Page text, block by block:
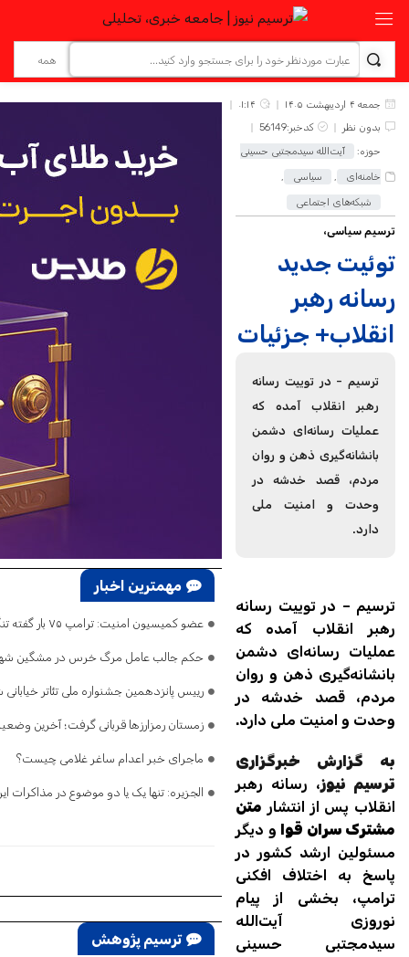
جمعه ۴ اردیبهشت ۱۴۰۵
۰۱:۱۴
بدون نظر
کدخبر:56149
حوزه:
آیت‌الله سیدمجتبی حسینی
خامنه‌ای , سیاسی ,
شبکه‌های اجتماعی
ترسیم سیاسی،
توئیت جدید
رسانه رهبر
انقلاب+ جزئیات
ترسیم - در توییت رسانه
رهبر انقلاب آمده که
عملیات رسانه‌ای دشمن
بانشانه‌گیری ذهن و روان
مردم، قصد خدشه در
وحدت و امنیت ملی
دارد.
ترسیم – در توییت رسانه
رهبر انقلاب آمده که
عملیات رسانه‌ای دشمن
بانشانه‌گیری ذهن و روان
مردم، قصد خدشه در
وحدت و امنیت ملی دارد.
به گزارش خبرگزاری
ترسیم نیوز، رسانه رهبر
انقلاب پس از انتشار متن
مشترک سران قوا و دیگر
مسئولین ارشد کشور در
پاسخ به اختلاف افکنی
ترامپ، بخشی از پیام
نوروزی آیت‌الله
سیدمجتبی حسینی
مهمترین اخبار
عضو کمیسیون امنیت: ترامپ ۷۵ بار گفته تنگه هرمز باز است/ اگر ایران را نابود کرده‌اید، پس چرا تلفات می‌دهید و فرار می‌کنید؟
حکم جالب عامل مرگ خرس در مشگین‌
رییس پانزدهمین جشنواره ملی تئاتر
زمستان رمزارزها قربانی گرفت؛ آخرین
ماجرای خبر اعدام ساغر غلامی چیست؟
الجزیره: تنها یک یا دو موضوع در مذاکرات
ترسیم پژوهش